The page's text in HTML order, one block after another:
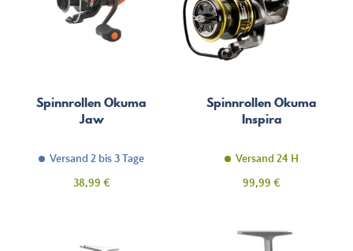
Spinnrollen Okuma
Jaw
Versand 2 bis 3 Tage
Preis
38,99 €
Spinnrollen Okuma
Inspira
Versand 24 H
Preis
99,99 €